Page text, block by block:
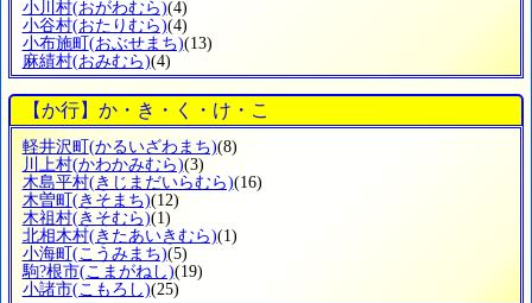
小川村(おがわむら)(4)
小谷村(おたりむら)(4)
小布施町(おぶせまち)(13)
麻績村(おみむら)(4)
【か行】か・き・く・け・こ
軽井沢町 (かるいざわまち)(8)
川上村(かわかみむら)(3)
木島平村(きじまだいらむら)(16)
木曽町 (きそまち)(12)
木祖村(きそむら)(1)
北相木村(きたあいきむら)(1)
小海町 (こうみまち)(5)
駒?根市(こまがねし)(19)
小諸市(こもろし)(25)